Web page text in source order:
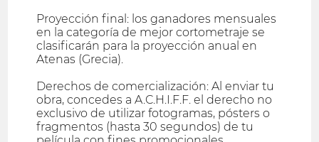
Proyección final: los ganadores mensuales
en la categoría de mejor cortometraje se
clasificarán para la proyección anual en
Atenas (Grecia).
Derechos de comercialización: Al enviar tu
obra, concedes a A.C.H.I.F.F. el derecho no
exclusivo de utilizar fotogramas, pósters o
fragmentos (hasta 30 segundos) de tu